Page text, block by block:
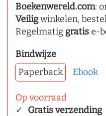
Boekenwereld.com:
Veiligwinkelen,
Regelmatig gratise-
Bindwijze
Paperback
Ebook
Op voorraad
Gratis verzending